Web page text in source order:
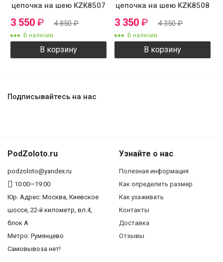
цепочка на шею KZK8507
3 550 ₽ 4 850₽
В наличии
В корзину
цепочка на шею KZK8508
3 350 ₽ 4 350₽
В наличии
В корзину
Подписывайтесь на нас
PodZoloto.ru
podzoloto@yandex.ru
10:00—19:00
Юр. Адреc: Москва, Киевское
шоссе, 22-й километр, вл.4,
блок А
Метро: Румянцево
Самовывоза нет!
Узнайте о нас
Полезная информация
Как определить размер
Как ухаживать
Контакты
Доставка
Отзывы